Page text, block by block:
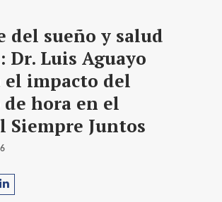
del sueño y salud
Dr. Luis Aguayo
el impacto del
hora en el
Siempre Juntos